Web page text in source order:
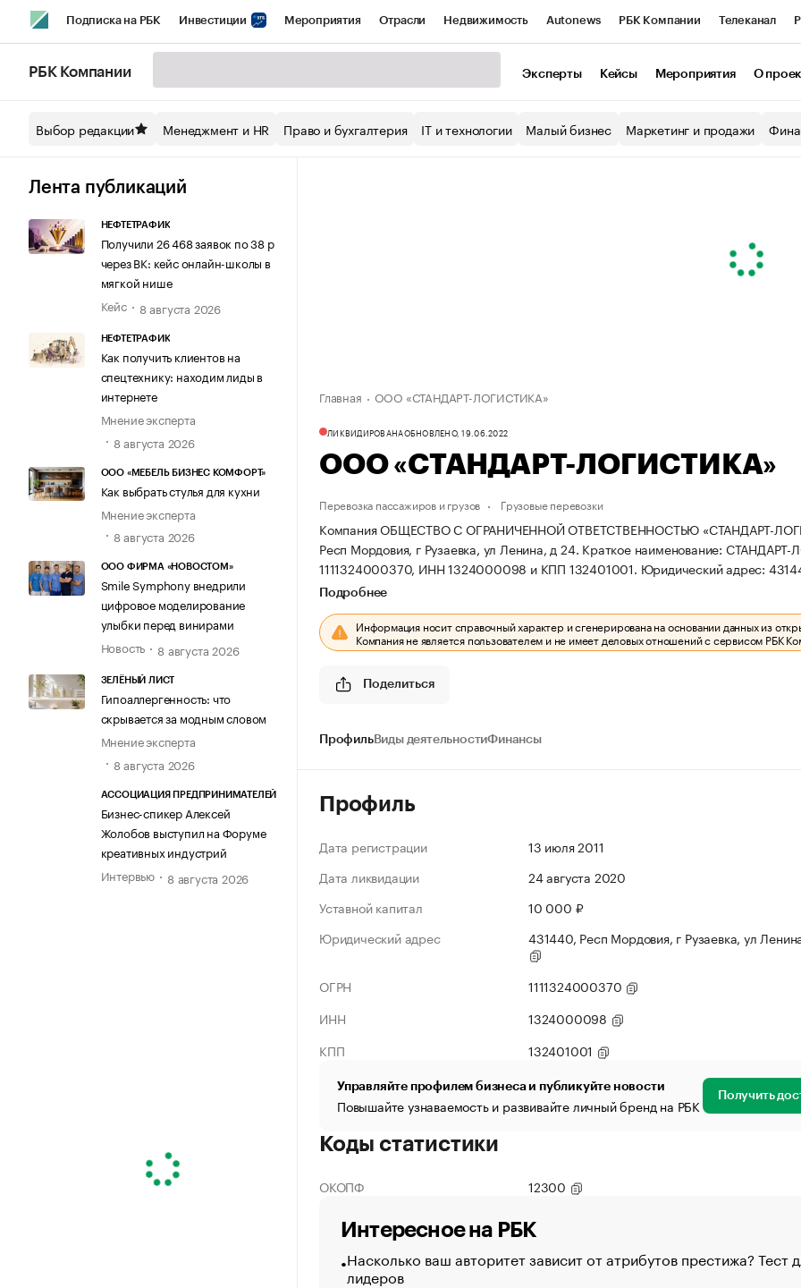
Подписка на РБК Инвестиции Мероприятия Отрасли Недвижимость Autonews РБК Компании Телеканал
Спецпроекты СПб Конференции СПб Спецпроекты Экономика Бизнес
Технологии и медиа
РБК Компании Эксперты Кейсы Мероприятия О
Выбор редакции Менеджмент и HR Право и бухгалтерия IT и технологии Малый бизнес Маркетинг и продажи
Лента публикаций
НЕФТЕТРАФИК
Получили 26 468 заявок по 38 р
через ВК: кейс онлайн-школы в
мягкой нише
Кейс
8 августа 2026
НЕФТЕТРАФИК
Как получить клиентов на
спецтехнику: находим лиды в
интернете
Мнение эксперта
8 августа 2026
ООО «МЕБЕЛЬ БИЗНЕС КОМФОРТ»
Как выбрать стулья для кухни
Мнение эксперта
8 августа 2026
ООО ФИРМА «НОВОСТОМ»
Smile Symphony внедрили
цифровое моделирование
улыбки перед винирами
Новость
8 августа 2026
ЗЕЛЁНЫЙ ЛИСТ
Гипоаллергенность: что
скрывается за модным словом
Мнение эксперта
8 августа 2026
АССОЦИАЦИЯ ПРЕДПРИНИМАТЕЛЕЙ
Бизнес-спикер Алексей
Жолобов выступил на Форуме
креативных индустрий
Интервью
8 августа 2026
Главная ООО «СТАНДАРТ-ЛОГИСТИКА»
ЛИКВИДИРОВАНАОБНОВЛЕНО, 19.06.2022
ООО «СТАНДАРТ-ЛОГИСТИКА»
Перевозка пассажиров и грузов Грузовые перевозки
Компания ОБЩЕСТВО С ОГРАНИЧЕННОЙ ОТВЕТСТВЕННОСТЬЮ «СТАНДАРТ-
Респ Мордовия, г Рузаевка, ул Ленина, д 24. Краткое наименование:
1111324000370, ИНН 1324000098 и КПП 132401001. Юридический адрес:
Подробнее
Информация носит справочный характер и сгенерирована на основании данных из
Компания не является пользователем и не имеет деловых отношений с сервисом РБК
Поделиться
ПрофильВиды деятельностиФинансы
Профиль
Дата регистрации
13 июля 2011
Дата ликвидации
24 августа 2020
Уставной капитал
10 000 ₽
Юридический адрес
431440, Респ Мордовия, г Рузаевка, ул
ОГРН
1111324000370
ИНН
1324000098
КПП
132401001
Управляйте профилем бизнеса и публикуйте новости
Повышайте узнаваемость и развивайте личный бренд на РБК Получить
Коды статистики
ОКОПФ 12300
Интересное на РБК
Насколько ваш авторитет зависит от атрибутов престижа? Тест
лидеров